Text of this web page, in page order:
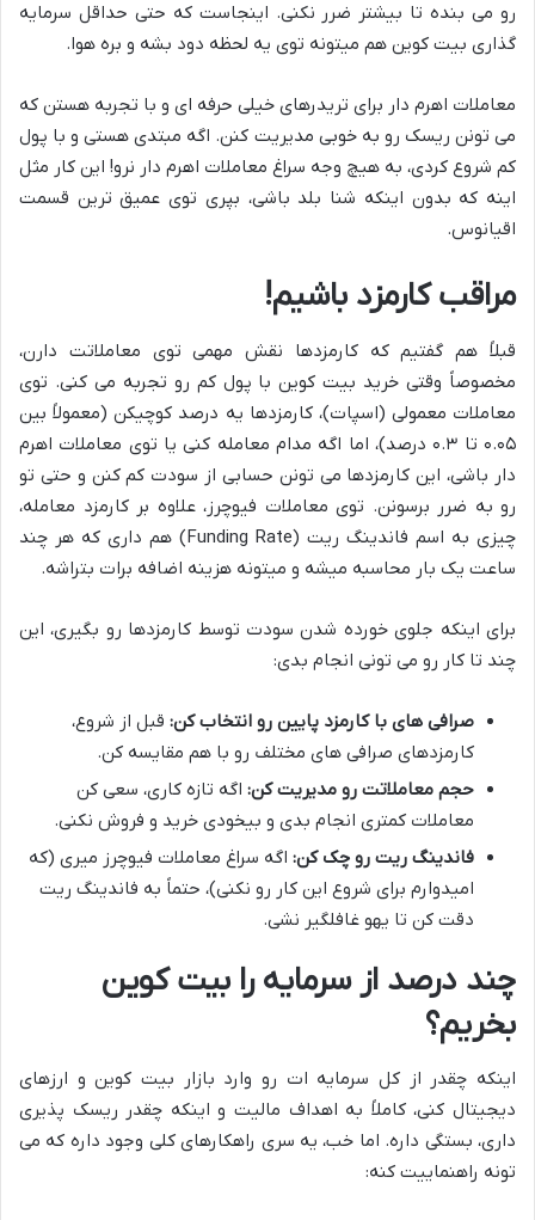
رو می بنده تا بیشتر ضرر نکنی. اینجاست که حتی حداقل سرمایه
گذاری بیت کوین هم میتونه توی یه لحظه دود بشه و بره هوا.
معاملات اهرم دار برای تریدرهای خیلی حرفه ای و با تجربه هستن که
می تونن ریسک رو به خوبی مدیریت کنن. اگه مبتدی هستی و با پول
کم شروع کردی، به هیچ وجه سراغ معاملات اهرم دار نرو! این کار مثل
اینه که بدون اینکه شنا بلد باشی، بپری توی عمیق ترین قسمت
اقیانوس.
مراقب کارمزد باشیم!
قبلاً هم گفتیم که کارمزدها نقش مهمی توی معاملاتت دارن،
مخصوصاً وقتی خرید بیت کوین با پول کم رو تجربه می کنی. توی
معاملات معمولی (اسپات)، کارمزدها یه درصد کوچیکن (معمولاً بین
۰.۰۵ تا ۰.۳ درصد)، اما اگه مدام معامله کنی یا توی معاملات اهرم
دار باشی، این کارمزدها می تونن حسابی از سودت کم کنن و حتی تو
رو به ضرر برسونن. توی معاملات فیوچرز، علاوه بر کارمزد معامله،
چیزی به اسم فاندینگ ریت (Funding Rate) هم داری که هر چند
ساعت یک بار محاسبه میشه و میتونه هزینه اضافه برات بتراشه.
برای اینکه جلوی خورده شدن سودت توسط کارمزدها رو بگیری، این
چند تا کار رو می تونی انجام بدی:
صرافی های با کارمزد پایین رو انتخاب کن: قبل از شروع،
کارمزدهای صرافی های مختلف رو با هم مقایسه کن.
حجم معاملاتت رو مدیریت کن: اگه تازه کاری، سعی کن
معاملات کمتری انجام بدی و بیخودی خرید و فروش نکنی.
فاندینگ ریت رو چک کن: اگه سراغ معاملات فیوچرز میری (که
امیدوارم برای شروع این کار رو نکنی)، حتماً به فاندینگ ریت
دقت کن تا یهو غافلگیر نشی.
چند درصد از سرمایه را بیت کوین
بخریم؟
اینکه چقدر از کل سرمایه ات رو وارد بازار بیت کوین و ارزهای
دیجیتال کنی، کاملاً به اهداف مالیت و اینکه چقدر ریسک پذیری
داری، بستگی داره. اما خب، یه سری راهکارهای کلی وجود داره که می
تونه راهنماییت کنه: